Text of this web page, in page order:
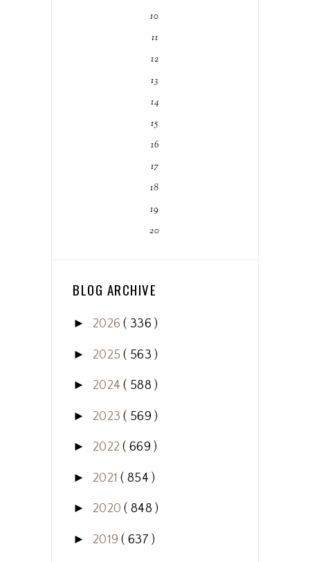
10
11
12
13
14
15
16
17
18
19
20
BLOG ARCHIVE
► 2026( 336 )
► 2025( 563 )
► 2024( 588 )
► 2023( 569 )
► 2022( 669 )
► 2021( 854 )
► 2020( 848 )
► 2019( 637 )